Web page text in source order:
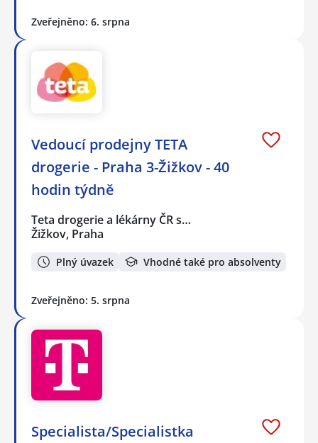
Zveřejněno: 6. srpna
Vedoucí prodejny TETA
drogerie - Praha 3-Žižkov - 40
hodin týdně
Teta drogerie a lékárny ČR s…
Žižkov, Praha
Plný úvazek Vhodné také pro absolventy
Zveřejněno: 5. srpna
Specialista/Specialistka